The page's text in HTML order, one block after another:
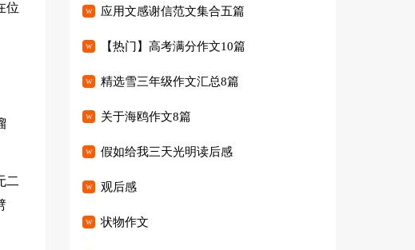
位
二
应用文感谢信范文集合五篇
【热门】高考满分作文10篇
精选雪三年级作文汇总8篇
关于海鸥作文8篇
假如给我三天光明读后感
观后感
状物作文